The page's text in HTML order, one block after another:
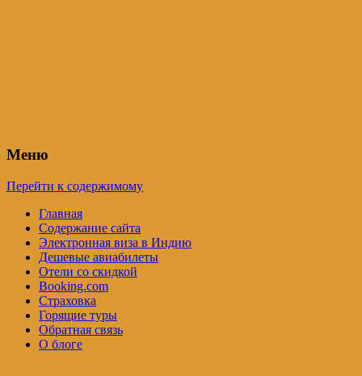
Меню
Перейти к содержимому
Главная
Содержание сайта
Электронная виза в Индию
Дешевые авиабилеты
Отели со скидкой
Booking.com
Страховка
Горящие туры
Обратная связь
О блоге